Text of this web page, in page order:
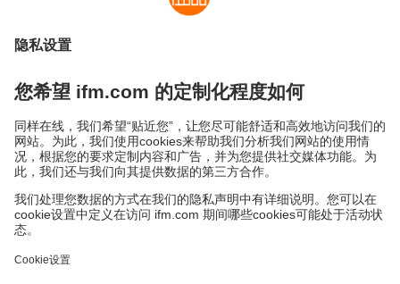
地点 (EN)
易福门电子(上海)有限公司
上海市浦东新区
盛夏路61弄1号楼6层
邮编: 201203
总机: 021 3813 4800
电子邮箱:info.cn@ifm.com
沪ICP备19047231号-1
沪公网安备31011502010310号